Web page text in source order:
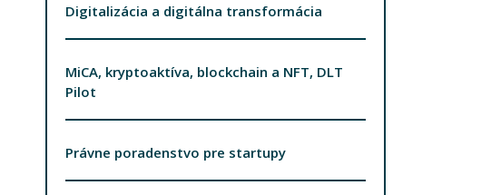
Digitalizácia a digitálna transformácia
MiCA, kryptoaktíva, blockchain a NFT, DLT
Pilot
Právne poradenstvo pre startupy